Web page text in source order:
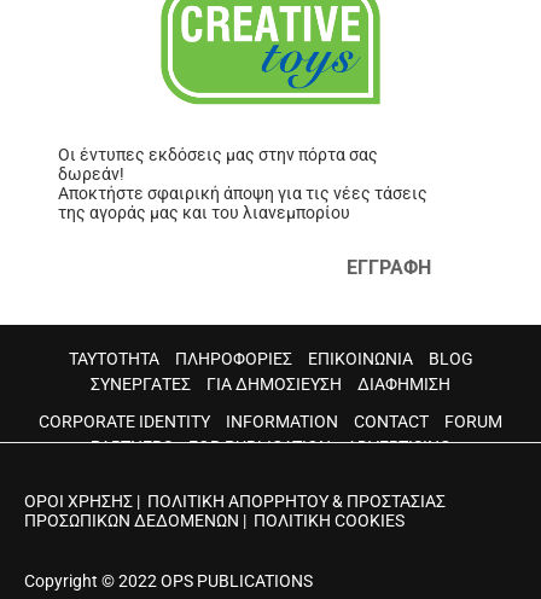
Οι έντυπες εκδόσεις μας στην πόρτα σας
δωρεάν!
Αποκτήστε σφαιρική άποψη για τις νέες τάσεις
της αγοράς μας και του λιανεμπορίου
ΕΓΓΡΑΦΗ
ΤΑΥΤΟΤΗΤΑ ΠΛΗΡΟΦΟΡΙΕΣ ΕΠΙΚΟΙΝΩΝΙΑ
BLOG
ΣΥΝΕΡΓΑΤΕΣ
ΓΙΑ ΔΗΜΟΣΙΕΥΣΗ
ΔΙΑΦΗΜΙΣΗ
CORPORATE IDENTITY
INFORMATION CONTACT
FORUM
PARTNERS
FOR PUBLICATION ADVERTISING
ΟΡΟΙ ΧΡΗΣΗΣ | ΠΟΛΙΤΙΚΗ ΑΠΟΡΡΗΤΟΥ & ΠΡΟΣΤΑΣΙΑΣ
ΠΡΟΣΩΠΙΚΩΝ ΔΕΔΟΜΕΝΩΝ | ΠΟΛΙΤΙΚΗ COOKIES
Copyright © 2022 OPS PUBLICATIONS